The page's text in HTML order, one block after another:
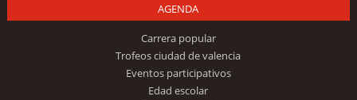
AGENDA
Carrera popular
Trofeos ciudad de valencia
Eventos participativos
Edad escolar